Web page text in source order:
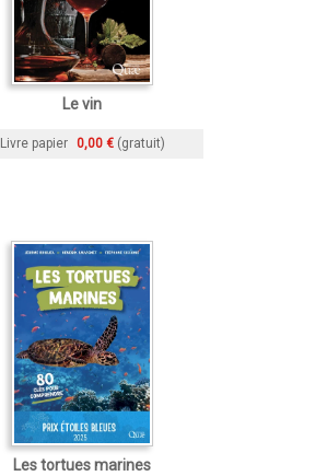
Le vin
Livre papier 0,00 € (gratuit)
Les tortues marines